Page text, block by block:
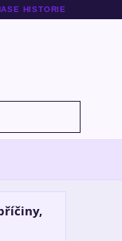
HISTORIE